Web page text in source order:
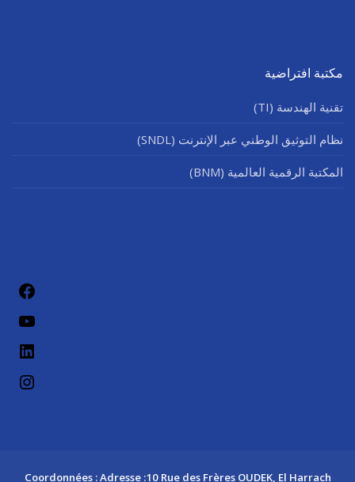
مكتبة افتراضية
تقنية الهندسة (TI)
نظام التوثيق الوطني عبر الإنترنت (SNDL)
المكتبة الرقمية العالمية (BNM)
لينكد إن
Coordonnées : Adresse :10 Rue des Frères OUDEK, El Harrach